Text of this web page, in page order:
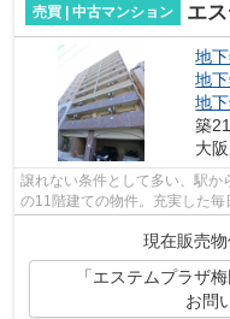
売買 | 中古マンション エス
地
地
地
築
大
譲れない条件として多い、駅
の11階建ての物件。充実した
現在販売物
「エステムプラザ
お問